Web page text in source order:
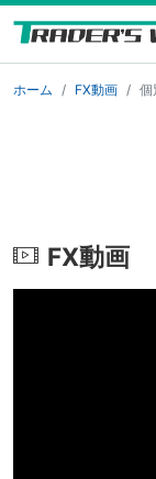
ホーム FX動画 個
FX動画